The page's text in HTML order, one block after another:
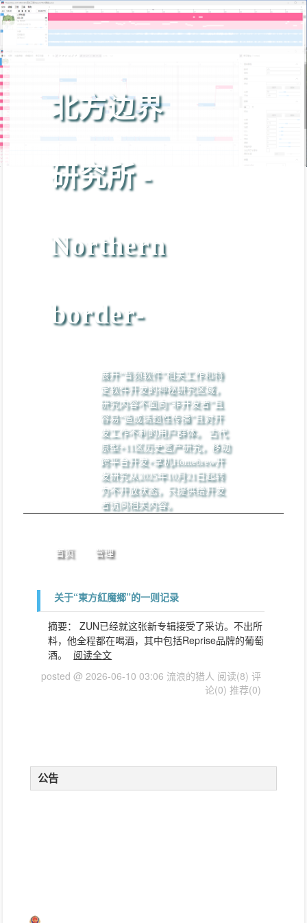
北方边界
研究所 -
Northern
border-
展开“音频软件”相关工作和特
定软件开发的神秘研究区域，
研究内容不面向“非开发者”且
容易“造成话题性传播”且对开
发工作不利的用户群体。 古代
原型+11区历史遗产研究，移动
跨平台开发+掌机Homebrew开
发研究从2025年10月21日起转
为不开放状态，只提供给开发
者访问相关内容。
首页 管理
关于“東方紅魔郷”的一则记录
摘要： ZUN已经就这张新专辑接受了采访。不出所
料，他全程都在喝酒，其中包括Reprise品牌的葡萄
酒。
阅读全文
posted @ 2026-06-10 03:06 流浪的猎人 阅读(8) 评
论(0) 推荐(0)
公告